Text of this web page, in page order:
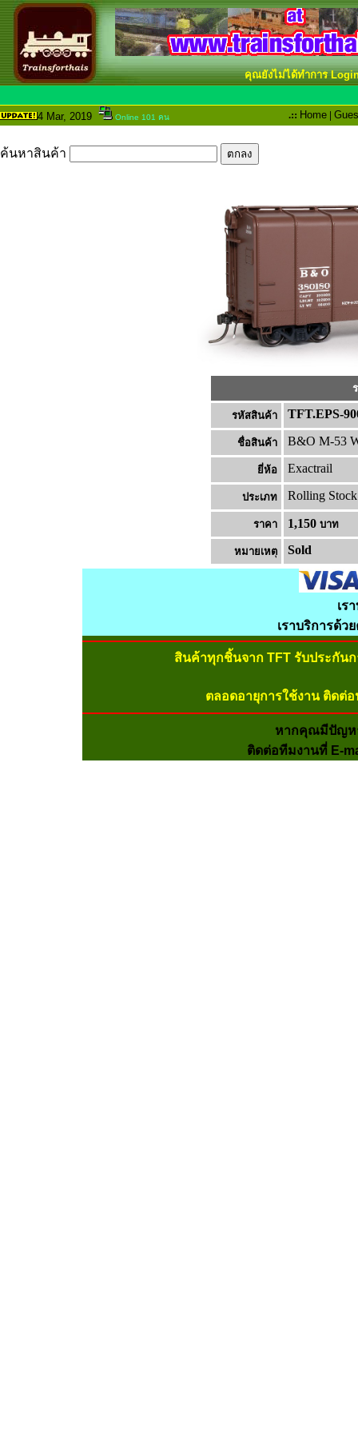
คุณยังไม่ได้ทำการ
4 Mar, 2019 Online 101 คน .:: Home |
ค้นหาสินค้า
รหัสสินค้า TFT.EPS-
ชื่อสินค้า B&O M-53
ยี่ห้อ Exactrail
ประเภท Rolling Stock
ราคา 1,150 บาท
หมายเหต Sold
เร
เราบริการด้ว
สินค้าทุกชิ้นจาก TFT รับประกัน
ตลอดอายุการใช้งาน ติดต่
หากคุณมีปัญห
ติดต่อทีมงานที่ E-